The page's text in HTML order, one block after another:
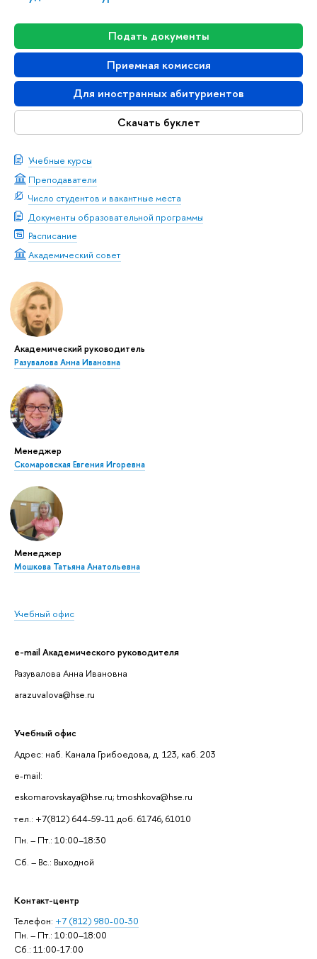
Подать документы
Приемная комиссия
Для иностранных абитуриентов
Скачать буклет
Учебные курсы
Преподаватели
Число студентов и вакантные места
Документы образовательной программы
Расписание
Академический совет
Академический руководитель
Разувалова Анна Ивановна
Менеджер
Скомаровская Евгения Игоревна
Менеджер
Мошкова Татьяна Анатольевна
Учебный офис
e-mail Академического руководителя
Разувалова Анна Ивановна
arazuvalova@hse.ru
Учебный офис
Адрес: наб. Канала Грибоедова, д. 123, каб. 203
e-mail:
eskomarovskaya@hse.ru; tmoshkova@hse.ru
тел.: +7(812) 644-59-11 доб. 61746, 61010
Пн. – Пт.: 10:00–18:30
Сб. – Вс.: Выходной
Контакт-центр
Телефон: +7 (812) 980-00-30
Пн. – Пт.: 10:00–18:00
Сб.: 11:00-17:00